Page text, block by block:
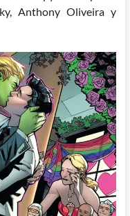
Anthony Oliveira y